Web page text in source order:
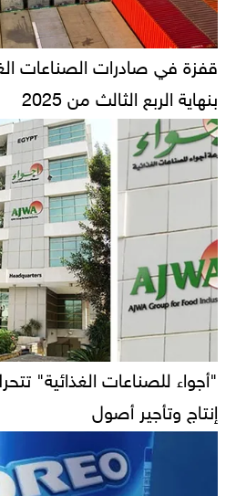
بنهاية الربع الثالث من 2025
"أجواء للصناعات الغذائية"
إنتاج وتأجير أصول